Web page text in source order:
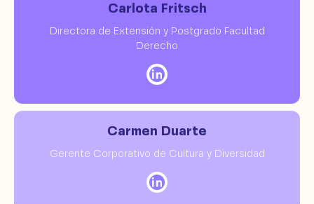
Carlota Fritsch
Directora de Extensión y Postgrado Facultad
Derecho
Carmen Duarte
Gerente Corporativo de Cultura y Diversidad